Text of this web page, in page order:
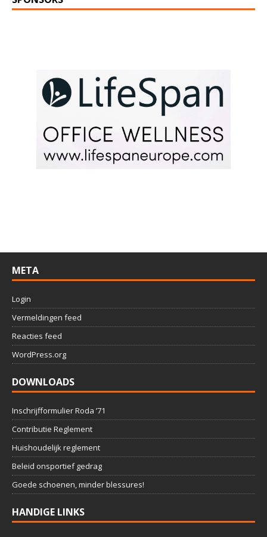
META
Login
Vermeldingen feed
Reacties feed
WordPress.org
DOWNLOADS
Inschrijfformulier Roda ’71
Contributie Reglement
Huishoudelijk reglement
Beleid onsportief gedrag
Goede schoenen, minder blessures!
HANDIGE LINKS